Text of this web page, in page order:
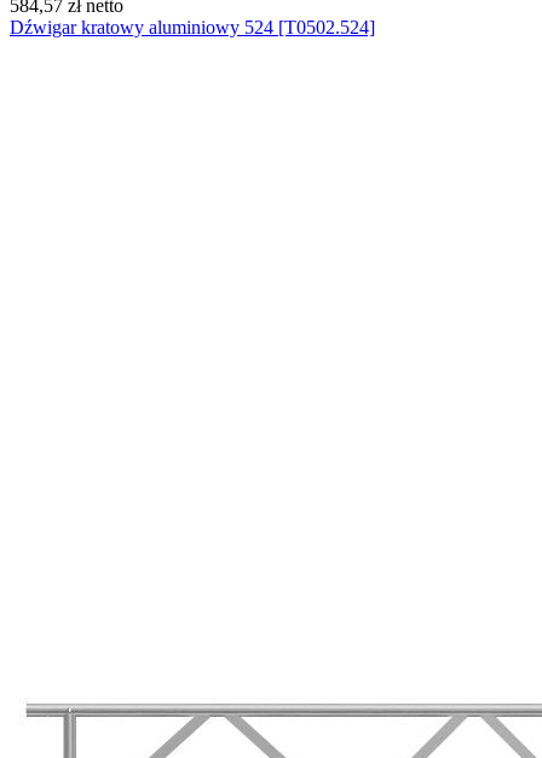
584,57 zł netto
Dźwigar kratowy aluminiowy 524 [T0502.524]